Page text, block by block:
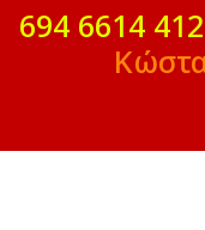
694 6614 412